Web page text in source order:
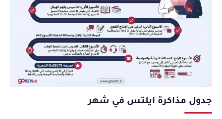
جدول مذاكرة ايلتس في شهر